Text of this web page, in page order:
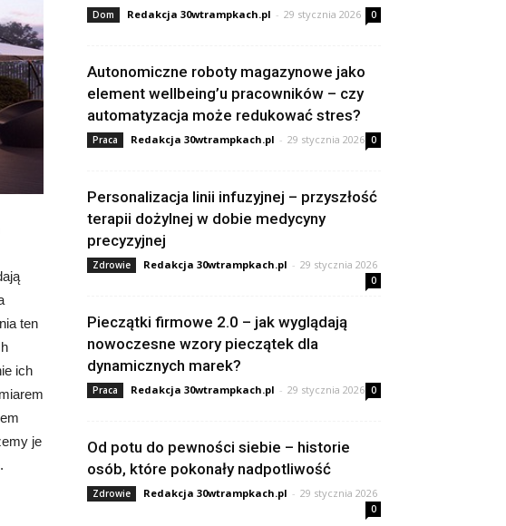
ten
ich
je
Dom Redakcja 30wtrampkach.pl - 29 stycznia 2026 0
Autonomiczne roboty magazynowe jako
element wellbeing’u pracowników – czy
automatyzacja może redukować stres?
Praca Redakcja 30wtrampkach.pl - 29 stycznia 2026 0
Personalizacja linii infuzyjnej – przyszłość
terapii dożylnej w dobie medycyny
precyzyjnej
Zdrowie Redakcja 30wtrampkach.pl - 29 stycznia 2026
0
Pieczątki firmowe 2.0 – jak wyglądają
nowoczesne wzory pieczątek dla
dynamicznych marek?
Praca Redakcja 30wtrampkach.pl - 29 stycznia 2026 0
Od potu do pewności siebie – historie
osób, które pokonały nadpotliwość
Zdrowie Redakcja 30wtrampkach.pl - 29 stycznia 2026
0